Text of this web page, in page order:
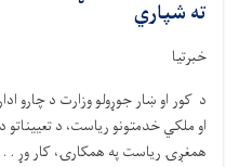
ته شپاري
خبرتیا
د کور او ښار جوړولو وزارت د چارو
او ملکي خدمتونو ریاست، د تعییناتو د
همغږۍ ریاست په همکارۍ، کار وړ .